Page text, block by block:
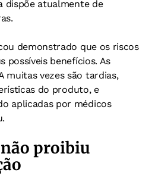
dispõe atualmente de
demonstrado que os riscos
possíveis benefícios. As
muitas vezes são tardias,
do produto, e
aplicadas por médicos
proibiu